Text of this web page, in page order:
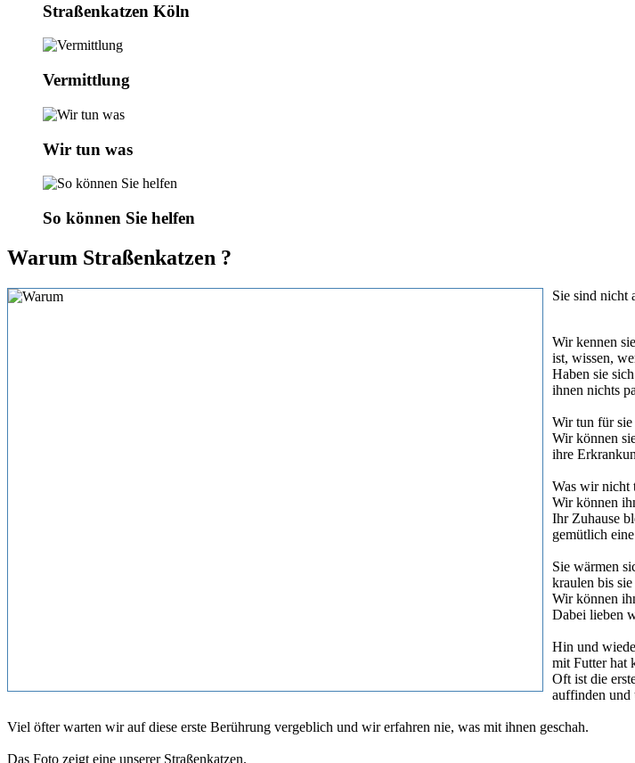
Straßenkatzen Köln
Vermittlung
Wir tun was
So können Sie helfen
Warum Straßenkatzen ?
Sie sind nicht
Wir kennen
ist, wissen,
Haben sie
ihnen nichts
Wir tun für
Wir können
ihre
Was wir nicht
Wir können
Ihr Zuhause
gemütlich
Sie wärmen
kraulen bis
Wir können
Dabei lieben
Hin und
mit Futter hat
Oft ist die
auffinden und
Viel öfter warten wir auf diese erste Berührung vergeblich und wir erfahren nie, was mit ihnen geschah.
Das Foto zeigt eine unserer Straßenkatzen.